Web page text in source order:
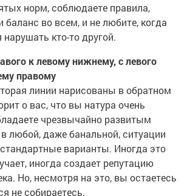
норм, соблюдаете правила,
баланс во всем, и не любите, когда
кто-то другой.
к левому нижнему, с левого
правому
линии нарисованы в обратном
о вас, что вы натура очень
чрезвычайно развитым
любой, даже банальной, ситуации
варианты. Иногда это
иногда создает репутацию
Но, несмотря на это, вы остаетесь
не собираетесь.